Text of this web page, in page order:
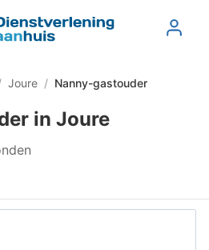
Joure / Nanny-gastouder
in Joure